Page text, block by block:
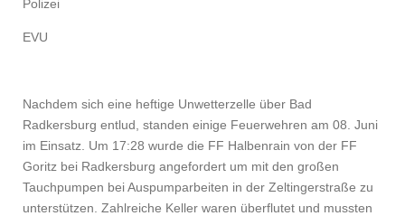
Polizei
EVU
Nachdem sich eine heftige Unwetterzelle über Bad
Radkersburg entlud, standen einige Feuerwehren am 08. Juni
im Einsatz. Um 17:28 wurde die FF Halbenrain von der FF
Goritz bei Radkersburg angefordert um mit den großen
Tauchpumpen bei Auspumparbeiten in der Zeltingerstraße zu
unterstützen. Zahlreiche Keller waren überflutet und mussten